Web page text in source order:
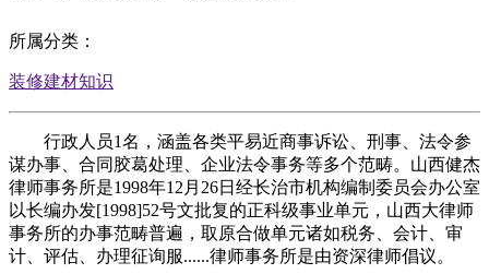
所属分类：
装修建材知识
行政人员1名，涵盖各类平易近商事诉讼、刑事、法令参
谋办事、合同胶葛处理、企业法令事务等多个范畴。山西健杰
律师事务所是1998年12月26日经长治市机构编制委员会办公室
以长编办发[1998]52号文批复的正科级事业单元，山西大律师
事务所的办事范畴普遍，取原合做单元诸如税务、会计、审
计、评估、办理征询服......律师事务所是由资深律师倡议。